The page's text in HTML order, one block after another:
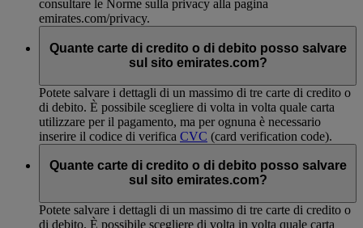
consultare le Norme sulla privacy alla pagina
emirates.com/privacy.
Quante carte di credito o di debito posso salvare
sul sito emirates.com?
Potete salvare i dettagli di un massimo di tre carte di credito o
di debito. È possibile scegliere di volta in volta quale carta
utilizzare per il pagamento, ma per ognuna è necessario
inserire il codice di verifica CVC (card verification code).
Quante carte di credito o di debito posso salvare
sul sito emirates.com?
Potete salvare i dettagli di un massimo di tre carte di credito o
di debito. È possibile scegliere di volta in volta quale carta